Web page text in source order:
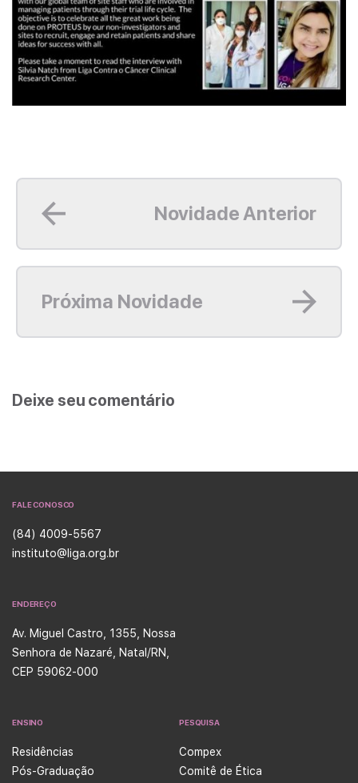
Novidade Anterior
Próxima Novidade
Deixe seu comentário
FALE CONOSCO
(84) 4009-5567
instituto@liga.org.br
ENDEREÇO
Av. Miguel Castro, 1355, Nossa
Senhora de Nazaré, Natal/RN,
CEP 59062-000
ENSINO
Residências
Pós-Graduação
PESQUISA
Compex
Comitê de Ética